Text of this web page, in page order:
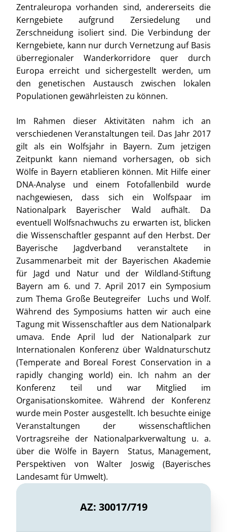
Zentraleuropa vorhanden sind, andererseits die
Kerngebiete aufgrund Zersiedelung und
Zerschneidung isoliert sind. Die Verbindung der
Kerngebiete, kann nur durch Vernetzung auf Basis
überregionaler Wanderkorridore quer durch
Europa erreicht und sichergestellt werden, um
den genetischen Austausch zwischen lokalen
Populationen gewährleisten zu können.
Im Rahmen dieser Aktivitäten nahm ich an
verschiedenen Veranstaltungen teil. Das Jahr 2017
gilt als ein Wolfsjahr in Bayern. Zum jetzigen
Zeitpunkt kann niemand vorhersagen, ob sich
Wölfe in Bayern etablieren können. Mit Hilfe einer
DNA-Analyse und einem Fotofallenbild wurde
nachgewiesen, dass sich ein Wolfspaar im
Nationalpark Bayerischer Wald aufhält. Da
eventuell Wolfsnachwuchs zu erwarten ist, blicken
die Wissenschaftler gespannt auf den Herbst. Der
Bayerische Jagdverband veranstaltete in
Zusammenarbeit mit der Bayerischen Akademie
für Jagd und Natur und der Wildland-Stiftung
Bayern am 6. und 7. April 2017 ein Symposium
zum Thema Große Beutegreifer  Luchs und Wolf.
Während des Symposiums hatten wir auch eine
Tagung mit Wissenschaftler aus dem Nationalpark
umava. Ende April lud der Nationalpark zur
Internationalen Konferenz über Waldnaturschutz
(Temperate and Boreal Forest Conservation in a
rapidly changing world) ein. Ich nahm an der
Konferenz teil und war Mitglied im
Organisationskomitee. Während der Konferenz
wurde mein Poster ausgestellt. Ich besuchte einige
Veranstaltungen der wissenschaftlichen
Vortragsreihe der Nationalparkverwaltung u. a.
über die Wölfe in Bayern  Status, Management,
Perspektiven von Walter Joswig (Bayerisches
Landesamt für Umwelt).
AZ: 30017/719